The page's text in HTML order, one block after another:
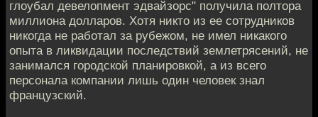
глоубал девелопмент эдвайзорс" получила полтора
миллиона долларов. Хотя никто из ее сотрудников
никогда не работал за рубежом, не имел никакого
опыта в ликвидации последствий землетрясений, не
занимался городской планировкой, а из всего
персонала компании лишь один человек знал
французский.